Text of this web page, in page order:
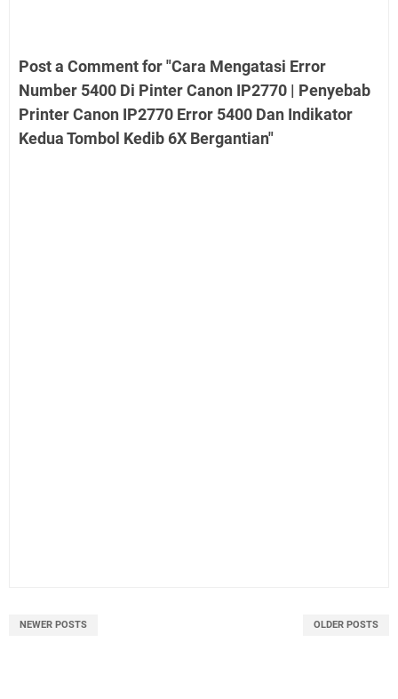
Post a Comment for "Cara Mengatasi Error
Number 5400 Di Pinter Canon IP2770 | Penyebab
Printer Canon IP2770 Error 5400 Dan Indikator
Kedua Tombol Kedib 6X Bergantian"
NEWER POSTS OLDER POSTS